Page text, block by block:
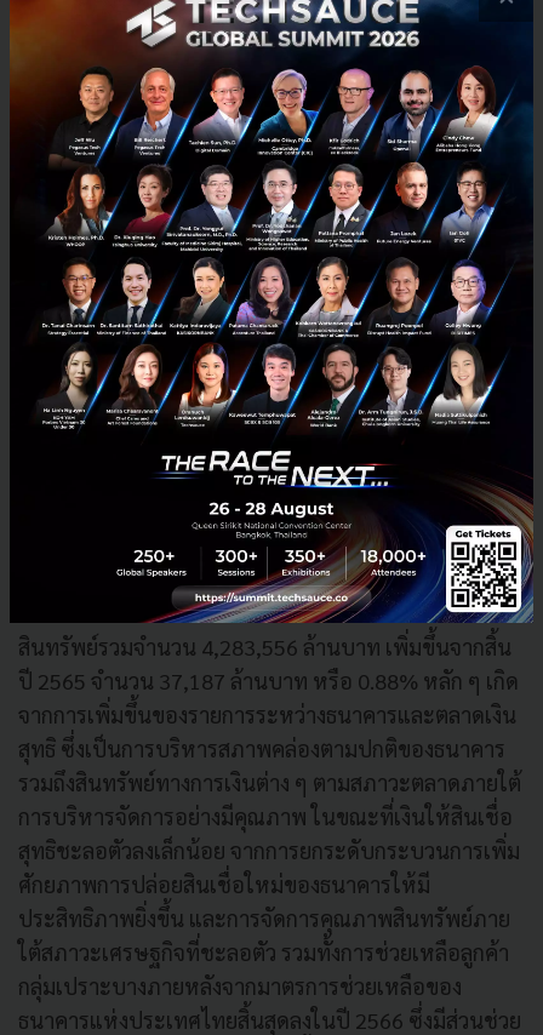
คุณภาพ (Coverage ratio) ณ วันที่ 31 ธันวาคม 2566 อยู่ที่
ระดับ 152.23%
ค่าใช้จ่ายจากการดำเนินงานอื่น ๆ เพิ่มขึ้นจำนวน 10,215
ล้านบาท หรือ 13.67% หลัก ๆ จากค่าใช้จ่ายในการดำเนิน
งานที่เพิ่มขึ้นสอดคล้องกับรายได้ตามปริมาณธุรกิจ เช่น ค่า
ใช้จ่ายในการให้บริการลูกค้า ค่าใช้จ่ายทางการตลาด และ
ค่าใช้จ่ายทางด้านเทคโนโลยีสารสนเทศ เพื่อให้สามารถ
ตอบโจทย์การให้บริการ และรองรับความต้องการของ
ลูกค้า รวมทั้งการดูแลรักษาความปลอดภัยข้อมูลลูกค้า
นอกจากนี้ ค่าใช้จ่ายเกี่ยวกับพนักงานเพิ่มขึ้น ส่วนหนึ่งจาก
มาตรการช่วยเหลือค่าครองชีพซึ่งเป็นค่าใช้จ่ายที่เกิดขึ้น
เพียงครั้งเดียวในช่วงต้นปี สำหรับอัตราส่วนค่าใช้จ่ายจาก
การดำเนินงานอื่น ๆ ต่อรายได้จากการดำเนินงานสุทธิ
(Cost to income ratio) อยู่ที่ 44.10% เพิ่มขึ้นเล็กน้อยจาก
ณ วันที่ 31 ธันวาคม 2566 ธนาคารและบริษัทย่อยมี
สินทรัพย์รวมจำนวน 4,283,556 ล้านบาท เพิ่มขึ้นจากสิ้น
ปี 2565 จำนวน 37,187 ล้านบาท หรือ 0.88% หลัก ๆ เกิด
จากการเพิ่มขึ้นของรายการระหว่างธนาคารและตลาดเงิน
สุทธิ ซึ่งเป็นการบริหารสภาพคล่องตามปกติของธนาคาร
รวมถึงสินทรัพย์ทางการเงินต่าง ๆ ตามสภาวะตลาดภายใต้
การบริหารจัดการอย่างมีคุณภาพ ในขณะที่เงินให้สินเชื่อ
สุทธิชะลอตัวลงเล็กน้อย จากการยกระดับกระบวนการเพิ่ม
ศักยภาพการปล่อยสินเชื่อใหม่ของธนาคารให้มี
ประสิทธิภาพยิ่งขึ้น และการจัดการคุณภาพสินทรัพย์ภาย
ใต้สภาวะเศรษฐกิจที่ชะลอตัว รวมทั้งการช่วยเหลือลูกค้า
กลุ่มเปราะบางภายหลังจากมาตรการช่วยเหลือของ
ธนาคารแห่งประเทศไทยสิ้นสุดลงในปี 2566 ซึ่งมีส่วนช่วย